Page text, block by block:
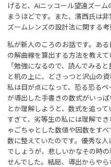
げると、Aiニッコール望遠ズー
まうほどです。また、濱西氏は
ズームレンズの設計法に関する考
私が新人のころのお話です。あ
の解曲線を算出する方法を教え
「勉強になるので、読んでみる
と机の上に、どさっつと沢山の
私は目が点になって、恐る恐る
が導出した手書きの数式がいっ
とか理解しようと、数式を追っ
すぎて、劣等生の私には理解で
ゃごちゃとした数値や因数をす
数に整えていたのです。優秀な
でしょうが、悲しいかなその時
せんでした。結局、導出からや